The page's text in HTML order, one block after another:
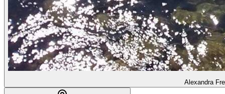
Alexandra